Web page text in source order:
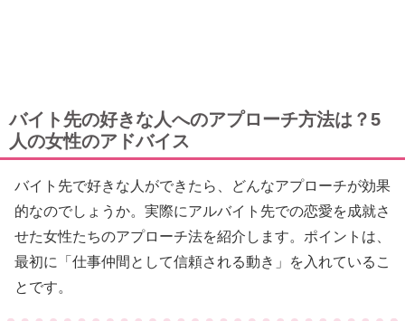
バイト先の好きな人へのアプローチ方法は？5
人の女性のアドバイス
バイト先で好きな人ができたら、どんなアプローチが効果
的なのでしょうか。実際にアルバイト先での恋愛を成就さ
せた女性たちのアプローチ法を紹介します。ポイントは、
最初に「仕事仲間として信頼される動き」を入れているこ
とです。